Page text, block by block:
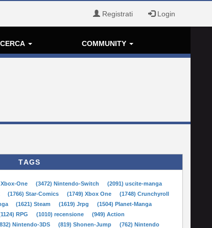
Registrati Login
CERCA COMMUNITY
TAGS
Xbox-One (3472) Nintendo-Switch
(2091) uscite-manga
(1766) Star-Comics (1749) Xbox One
(1748) Crunchyroll
(1621) Steam (1619) Jrpg
(1504) Planet-Manga
RPG (1010) recensione
(949) Action
Nintendo-3DS (819) Shonen-Jump
(762) Nintendo